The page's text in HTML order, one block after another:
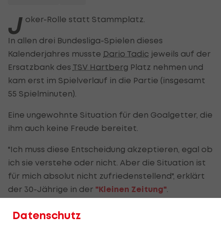
J oker-Rolle statt Stammplatz.
In allen drei Bundesliga-Spielen dieses
Kalenderjahres musste Dario Tadic jeweils auf der
Ersatzbank des TSV Hartberg Platz nehmen und
kam erst im Spielverlauf in die Partie (insgesamt
55 Spielminuten).
Eine ungewohnte Situation für den Goalgetter, die
ihm auch keine Freude bereitet.
"Ich muss diese Entscheidung akzeptieren, egal ob
ich sie verstehe oder nicht. Aber die Situation ist
für mich absolut nicht zufriedenstellend", erklärt
der 30-Jährige in der "Kleinen Zeitung"
Bereits vor dem Start ins Frühjahr habe er das
Datenschutz